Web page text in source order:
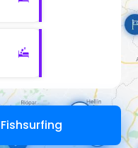
agréé Garmin et
le GPS ou le
vos prospections
ainsi que de la
le pagre et les